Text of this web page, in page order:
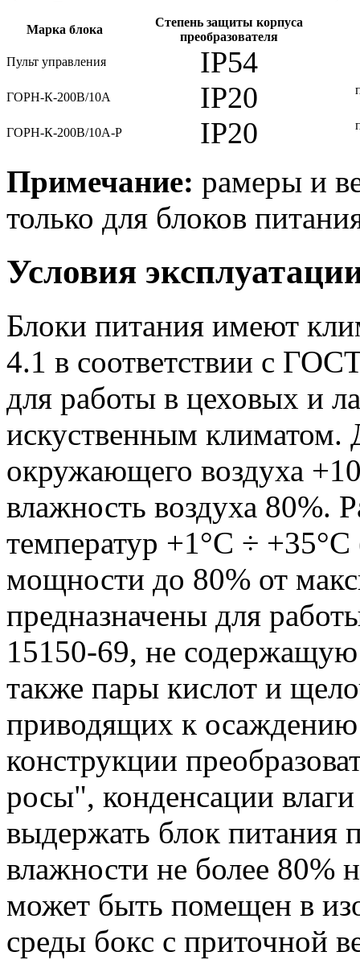
Марка блока
Степень защиты корпуса
преобразователя
Пульт управления
IP54
ГОРН-К-200В/10А IP20
ГОРН-К-200В/10А-Р IP20
Примечание: рамеры и
только для блоков
Условия
Блоки питания имеют
4.1 в соответствии с
для работы в цеховых и
искуственным климатом.
окружающего воздуха
влажность воздуха 80%.
температур +1°С ÷
мощности до 80% от
предназначены для
15150-69, не
также пары кислот и
приводящих к осаждению
конструкции
росы", конденсации
выдержать блок питания
влажности не более 80%
может быть помещен в
среды бокс с приточной